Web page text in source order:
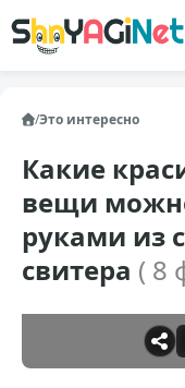
/Это интересно
Какие
вещи
руками из
свитера ( 8